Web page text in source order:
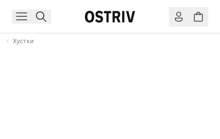
Хустки